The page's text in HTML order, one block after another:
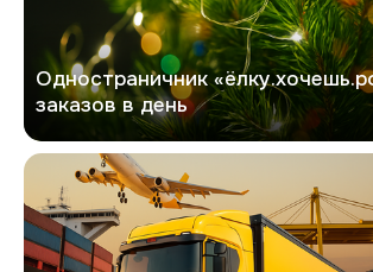
Одностраничник
заказов в день
Фаст Автотранс